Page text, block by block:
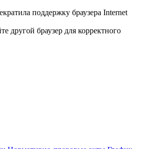
поддержку браузера Internet
другой браузер для корректного